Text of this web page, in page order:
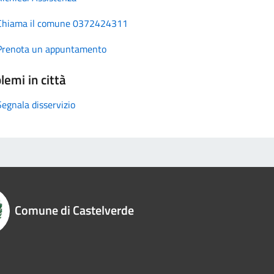
il comune 0372424311
un appuntamento
in città
disservizio
Comune di Castelverde